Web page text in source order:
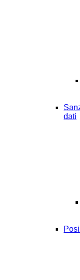
dati